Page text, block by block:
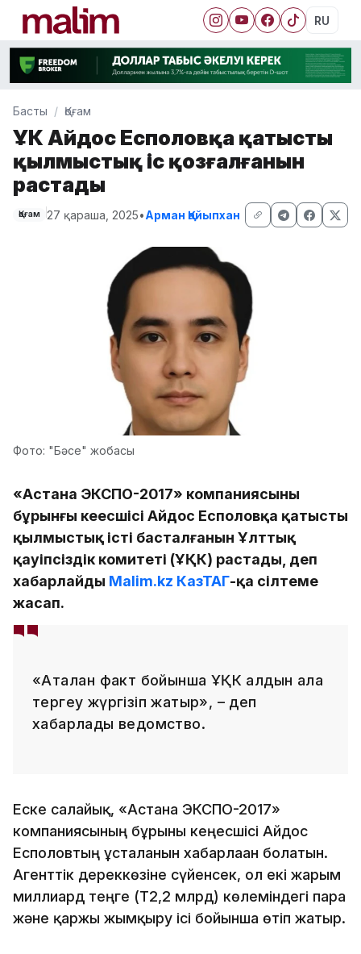
RU
Басты Қоғам
ҰҚК Айдос Есполовқа қатысты
қылмыстық іс қозғалғанын
растады
Қоғам 27 қараша, 2025•Арман Қайыпхан
Фото: "Бәсе" жобасы
«Астана ЭКСПО-2017» компаниясының
бұрынғы кеңесшісі Айдос Есполовқа қатысты
қылмыстық істің басталғанын Ұлттық
қауіпсіздік комитеті (ҰҚК) растады, деп
хабарлайды Malim.kz КазТАГ-қа сілтеме
жасап.
«Аталған факт бойынша ҰҚК алдын ала
тергеу жүргізіп жатыр», – деп
хабарлады ведомство.
Еске салайық, «Астана ЭКСПО-2017»
компаниясының бұрынғы кеңесшісі Айдос
Есполовтың ұсталғанын хабарлаған болатын.
Агенттік дереккөзіне сүйенсек, ол екі жарым
миллиард теңге (Т2,2 млрд) көлеміндегі пара
және қаржы жымқыру ісі бойынша өтіп жатыр.